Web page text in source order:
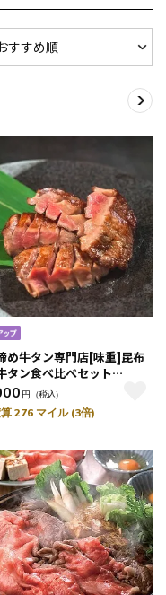
め牛タン専門店[味重]昆布
タン食べ比べセット
）円 （税込）
276 マイル (3倍)